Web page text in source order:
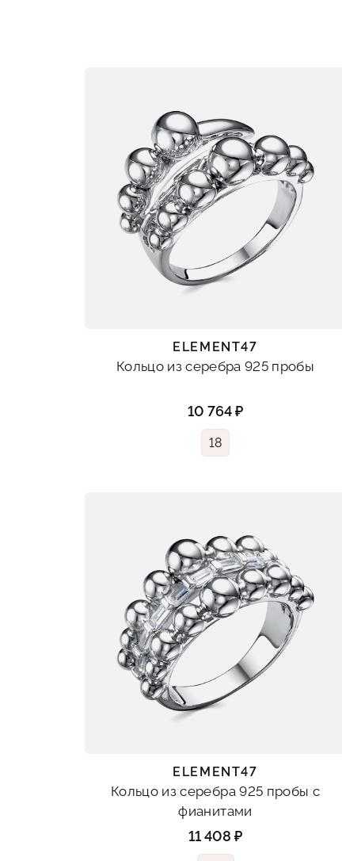
ELEMENT47
Кольцо из серебра 925 пробы
10 764 ₽
18
ELEMENT47
Кольцо из серебра 925 пробы с
фианитами
11 408 ₽